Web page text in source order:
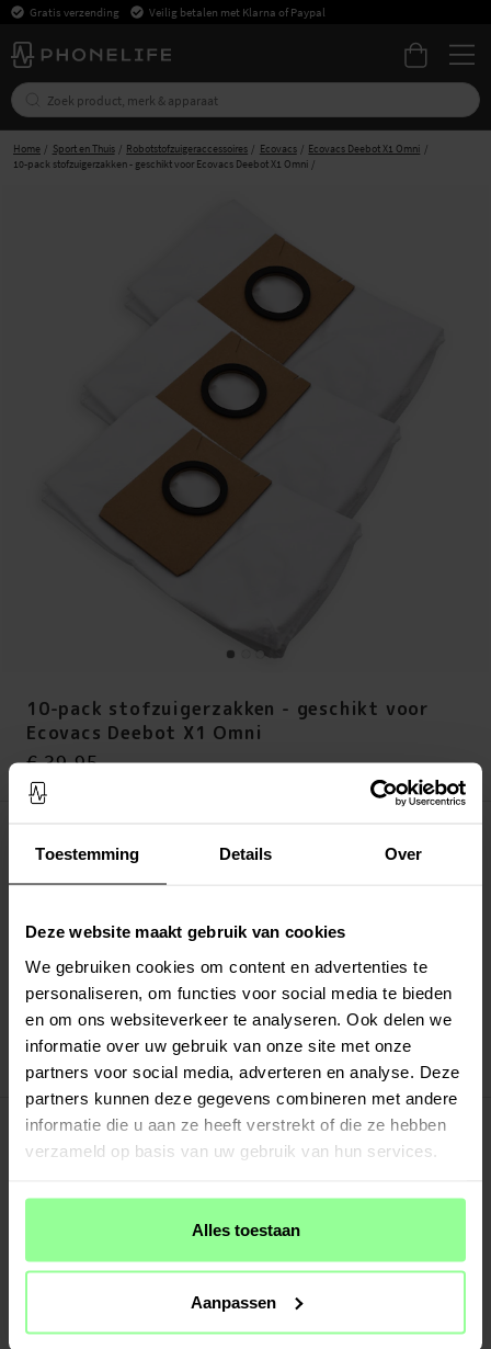
Toestemming Details Over
Deze website maakt gebruik van cookies
We gebruiken cookies om content en advertenties te
personaliseren, om functies voor social media te bieden
en om ons websiteverkeer te analyseren. Ook delen we
informatie over uw gebruik van onze site met onze
partners voor social media, adverteren en analyse. Deze
partners kunnen deze gegevens combineren met andere
informatie die u aan ze heeft verstrekt of die ze hebben
verzameld op basis van uw gebruik van hun services.
Alles toestaan
Aanpassen
Gratis verzending Veilig betalen met Klarna of Paypal
Home Sport en Thuis Robotstofzuigeraccessoires Ecovacs
Ecovacs Deebot X1 Omni
10-pack stofzuigerzakken - geschikt voor Ecovacs Deebot X1 Omni
10-pack stofzuigerzakken - geschikt voor
Ecovacs Deebot X1 Omni
Prijs:€ 39,95
€ 39,95
Altijd gratis verzending
Snelle levering met DHL, Budbee of Postnord
Verstuurd vanuit ons magazijn in Zweden
Art number: 56612
PRODUCTBESCHRIJVING
Stofzuigerzakken voor de Ecovacs Deebot X1 Omni. Deze ruime en efficiënte zak